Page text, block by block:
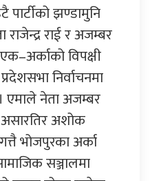
झण्डामुनि
राई र अजम्बर
विपक्षी
निर्वाचनमा
नेता अजम्बर
अशोक
भोजपुरका अर्का
सञ्जालमा